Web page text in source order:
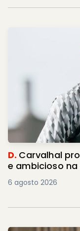
D. Carvalhal
e ambicioso
6 agosto 2026